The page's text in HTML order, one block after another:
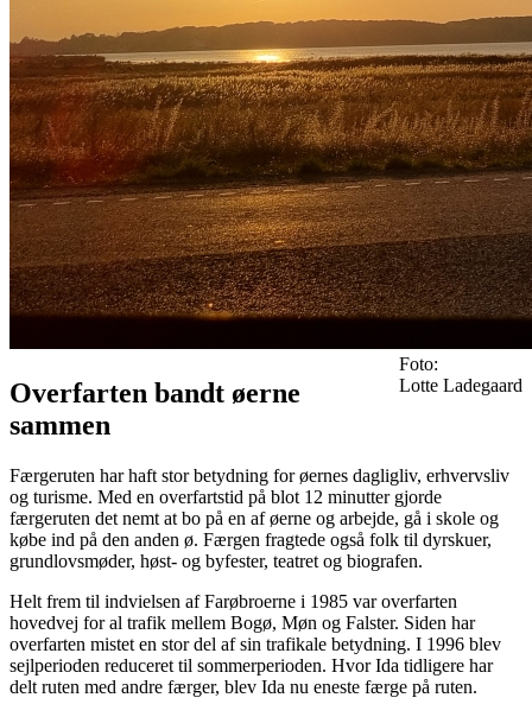
Foto:
Lotte Ladegaard
Overfarten bandt øerne
sammen
Færgeruten har haft stor betydning for øernes dagligliv, erhvervsliv
og turisme. Med en overfartstid på blot 12 minutter gjorde
færgeruten det nemt at bo på en af øerne og arbejde, gå i skole og
købe ind på den anden ø. Færgen fragtede også folk til dyrskuer,
grundlovsmøder, høst- og byfester, teatret og biografen.
Helt frem til indvielsen af Farøbroerne i 1985 var overfarten
hovedvej for al trafik mellem Bogø, Møn og Falster. Siden har
overfarten mistet en stor del af sin trafikale betydning. I 1996 blev
sejlperioden reduceret til sommerperioden. Hvor Ida tidligere har
delt ruten med andre færger, blev Ida nu eneste færge på ruten.